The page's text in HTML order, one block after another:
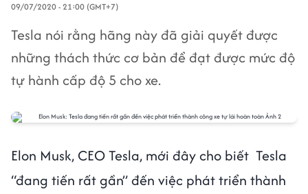
09/07/2020 - 21:00 (GMT+7)
Tesla nói rằng hãng này đã giải quyết được
những thách thức cơ bản để đạt được mức độ
tự hành cấp độ 5 cho xe.
Elon Musk, CEO Tesla, mới đây cho biết Tesla
“đang tiến rất gần” đến việc phát triển thành